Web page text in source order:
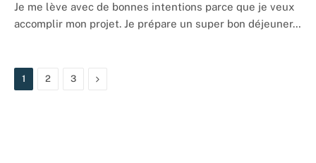
Je me lève avec de bonnes intentions parce que je veux
accomplir mon projet. Je prépare un super bon déjeuner…
1 2 3 Next